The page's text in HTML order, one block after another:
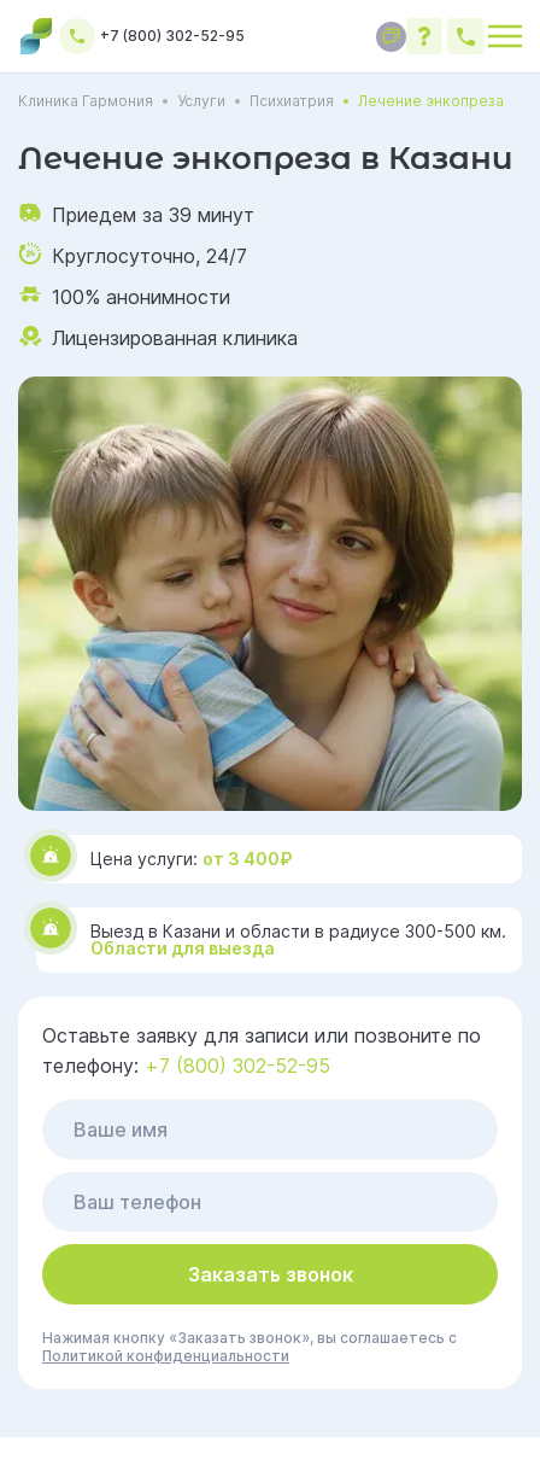
+7 (800) 302-52-95
Клиника Гармония Услуги Психиатрия Лечение энкопреза
Цена услуги: от 3 400₽
Выезд в Казани и области в радиусе 300-500 км.
Области для выезда
Оставьте заявку для записи или позвоните по
телефону: +7 (800) 302-52-95
Заказать звонок
Нажимая кнопку «Заказать звонок», вы соглашаетесь с
Политикой конфиденциальности
Лечение энкопреза в Казани
Приедем за 39 минут
Круглосуточно, 24/7
100% анонимности
Лицензированная клиника